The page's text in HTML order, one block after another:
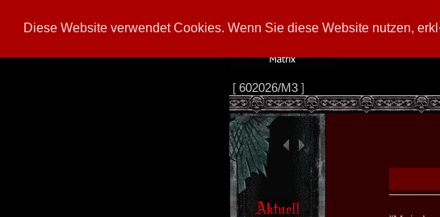
Diese Website verwendet Cookies. Wenn Sie diese Website nutzen,
[ 602026/M3]